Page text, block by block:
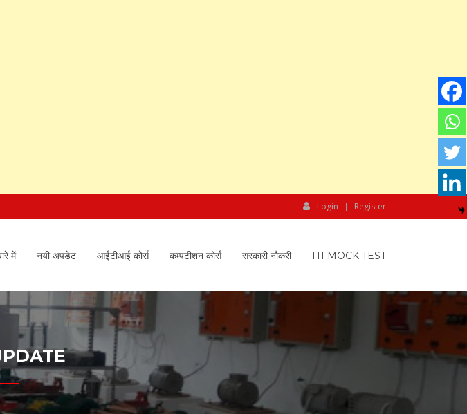
Login Register
में नयी अपडेट आईटीआई कोर्स कम्पटीशन कोर्स सरकारी नौकरी ITI MOCK TEST